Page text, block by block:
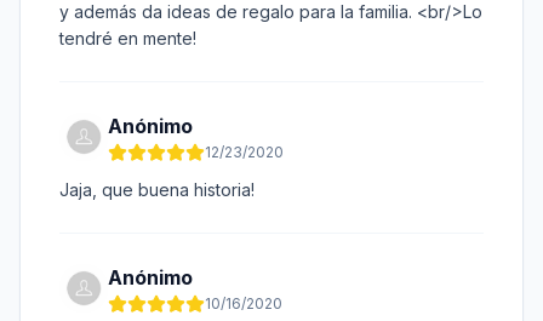
y además da ideas de regalo para la familia. <br/>Lo
tendré en mente!
Anónimo
12/23/2020
Jaja, que buena historia!
Anónimo
10/16/2020